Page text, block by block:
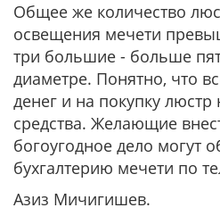
Общее же количество
освещения мечети
три большие - больше
диаметре. Понятно, что
денег и на покупку
средства. Желающие
богоугодное дело могут
бухгалтерию мечети по
Азиз Мичигишев.